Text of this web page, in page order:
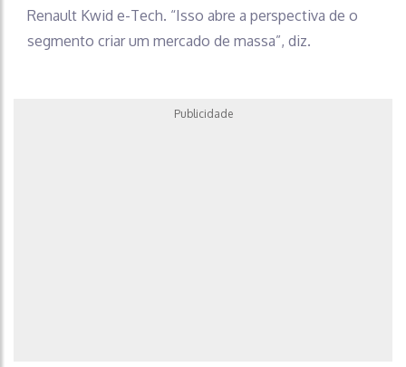
Renault Kwid e-Tech. “Isso abre a perspectiva de o
segmento criar um mercado de massa”, diz.
Publicidade